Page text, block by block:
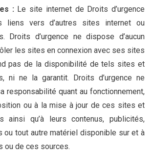
: Le site internet de Droits d’urgence
liens vers d’autres sites internet ou
Droits d’urgence ne dispose d’aucun
les sites en connexion avec ses sites
pas de la disponibilité de tels sites et
ni ne la garantit. Droits d’urgence ne
responsabilité quant au fonctionnement,
ou à la mise à jour de ces sites et
ainsi qu’à leurs contenus, publicités,
ou tout autre matériel disponible sur et à
ou de ces sources.